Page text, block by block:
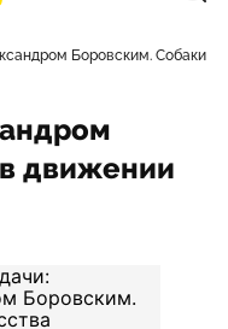
Боровским. Собаки
движении